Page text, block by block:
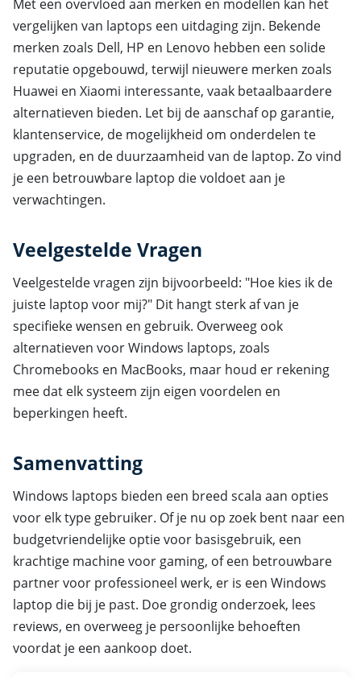
Met een overvloed aan merken en modellen kan het
vergelijken van laptops een uitdaging zijn. Bekende
merken zoals Dell, HP en Lenovo hebben een solide
reputatie opgebouwd, terwijl nieuwere merken zoals
Huawei en Xiaomi interessante, vaak betaalbaardere
alternatieven bieden. Let bij de aanschaf op garantie,
klantenservice, de mogelijkheid om onderdelen te
upgraden, en de duurzaamheid van de laptop. Zo vind
je een betrouwbare laptop die voldoet aan je
verwachtingen.
Veelgestelde Vragen
Veelgestelde vragen zijn bijvoorbeeld: "Hoe kies ik de
juiste laptop voor mij?" Dit hangt sterk af van je
specifieke wensen en gebruik. Overweeg ook
alternatieven voor Windows laptops, zoals
Chromebooks en MacBooks, maar houd er rekening
mee dat elk systeem zijn eigen voordelen en
beperkingen heeft.
Samenvatting
Windows laptops bieden een breed scala aan opties
voor elk type gebruiker. Of je nu op zoek bent naar een
budgetvriendelijke optie voor basisgebruik, een
krachtige machine voor gaming, of een betrouwbare
partner voor professioneel werk, er is een Windows
laptop die bij je past. Doe grondig onderzoek, lees
reviews, en overweeg je persoonlijke behoeften
voordat je een aankoop doet.